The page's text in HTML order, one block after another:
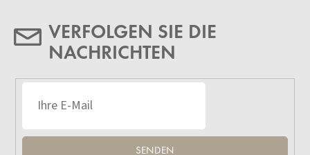
VERFOLGEN SIE DIE
NACHRICHTEN
SENDEN